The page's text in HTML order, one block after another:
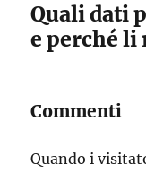
Quali dati
e perché li
Commenti
Quando i